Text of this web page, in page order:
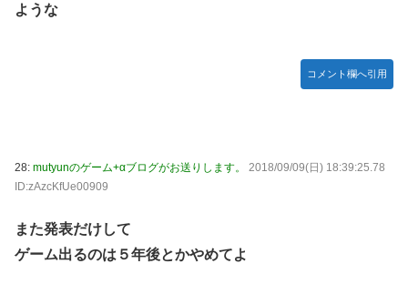
ような
コメント欄へ引用
28: mutyunのゲーム+αブログがお送りします。
2018/09/09(日) 18:39:25.78
ID:zAzcKfUe00909
また発表だけして
ゲーム出るのは５年後とかやめてよ